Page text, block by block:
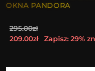
OKNA PANDORA
295.00zł
209.00zł
Zapisz: 29%